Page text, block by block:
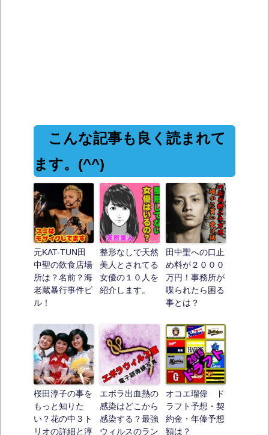
こんな記事も良く読まれて
ます。(^^)
元KAT-TUN田
中聖の飲食店場
所は？名前？海
老蔵暴行事件ビ
ル！
整形なしで天然
美人とされてる
女優の１０人を
紹介します。
田中聖への口止
め料が２０００
万円！事務所が
喋られたら困る
事とは？
桜田淳子の事を
もっと知りた
い？花の中３ト
リオの詳細と淳
エボラ出血熱の
感染はどこから
感染する？最強
ウィルスのラン
オコエ瑠偉 ド
ラフト予想・契
約金・年俸予想
額は？